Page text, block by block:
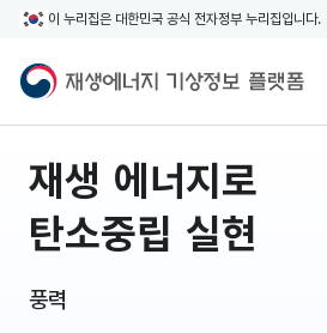
본문 바
이 누리집은 대한민국 공식 전자정부 누리집입니다.
재생에너지 기상정
재생 에너지로
탄소중립 실현
풍력